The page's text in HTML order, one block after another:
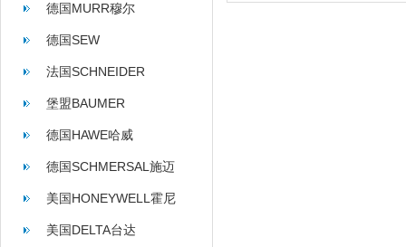
CONTACT
德国MURR穆尔
德国SEW
法国SCHNEIDER
堡盟BAUMER
德国HAWE哈威
德国SCHMERSAL施迈
赛
美国HONEYWELL霍尼
韦尔
美国DELTA台达